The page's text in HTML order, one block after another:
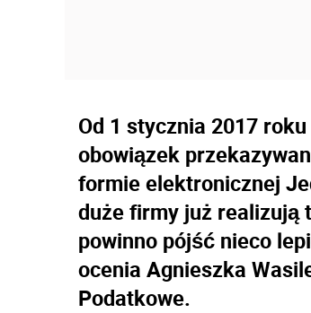
Od 1 stycznia 2017
obowiązek
formie elektronicznej
duże firmy już realizują
powinno pójść nieco
ocenia Agnieszka
Podatkowe.